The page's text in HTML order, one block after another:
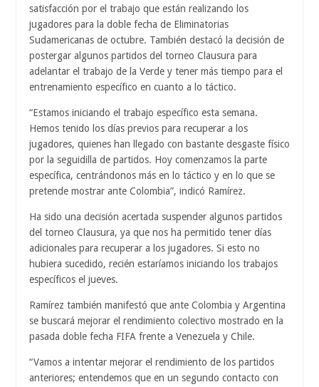
satisfacción por el trabajo que están realizando los
jugadores para la doble fecha de Eliminatorias
Sudamericanas de octubre. También destacó la decisión de
postergar algunos partidos del torneo Clausura para
adelantar el trabajo de la Verde y tener más tiempo para el
entrenamiento específico en cuanto a lo táctico.
“Estamos iniciando el trabajo específico esta semana.
Hemos tenido los días previos para recuperar a los
jugadores, quienes han llegado con bastante desgaste físico
por la seguidilla de partidos. Hoy comenzamos la parte
específica, centrándonos más en lo táctico y en lo que se
pretende mostrar ante Colombia”, indicó Ramírez.
Ha sido una decisión acertada suspender algunos partidos
del torneo Clausura, ya que nos ha permitido tener días
adicionales para recuperar a los jugadores. Si esto no
hubiera sucedido, recién estaríamos iniciando los trabajos
específicos el jueves.
Ramírez también manifestó que ante Colombia y Argentina
se buscará mejorar el rendimiento colectivo mostrado en la
pasada doble fecha FIFA frente a Venezuela y Chile.
“Vamos a intentar mejorar el rendimiento de los partidos
anteriores; entendemos que en un segundo contacto con